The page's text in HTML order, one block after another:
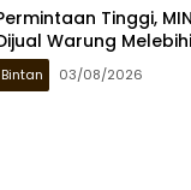
Tinggi,
Warung Melebihi
Bintan 03/08/2026